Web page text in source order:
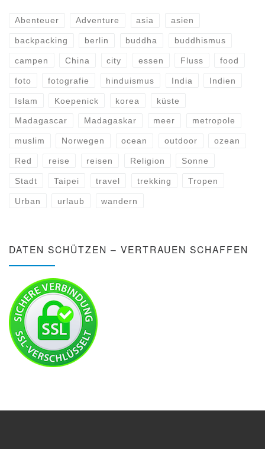
Abenteuer Adventure asia asien
backpacking berlin buddha buddhismus
campen China city essen Fluss food
foto fotografie hinduismus India Indien
Islam Koepenick korea küste
Madagascar Madagaskar meer metropole
muslim Norwegen ocean outdoor ozean
Red reise reisen Religion Sonne
Stadt Taipei travel trekking Tropen
Urban urlaub wandern
DATEN SCHÜTZEN – VERTRAUEN SCHAFFEN